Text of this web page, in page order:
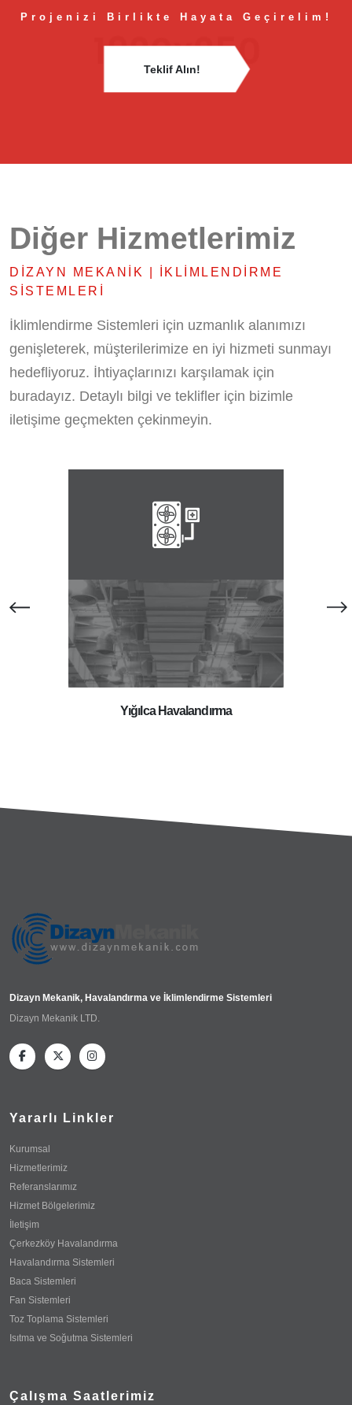
Projenizi Birlikte Hayata Geçirelim!
Teklif Alın!
Diğer Hizmetlerimiz
DIZAYN MEKANIK | İKLIMLENDIRME
SISTEMLERI
İklimlendirme Sistemleri için uzmanlık alanımızı
genişleterek, müşterilerimize en iyi hizmeti sunmayı
hedefliyoruz. İhtiyaçlarınızı karşılamak için
buradayız. Detaylı bilgi ve teklifler için bizimle
iletişime geçmekten çekinmeyin.
Yığılca Havalandırma
Dizayn Mekanik, Havalandırma ve İklimlendirme Sistemleri
Dizayn Mekanik LTD.
Yararlı Linkler
Kurumsal
Hizmetlerimiz
Referanslarımız
Hizmet Bölgelerimiz
İletişim
Çerkezköy Havalandırma
Havalandırma Sistemleri
Baca Sistemleri
Fan Sistemleri
Toz Toplama Sistemleri
Isıtma ve Soğutma Sistemleri
Çalışma Saatlerimiz